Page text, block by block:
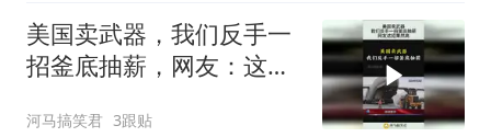
美国卖武器，我们反手一
招釜底抽薪，网友：这招
河马搞笑君 3跟贴